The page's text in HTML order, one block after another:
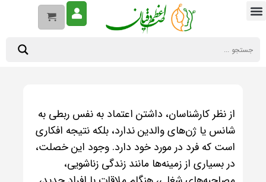
از نظر کارشناسان، داشتن اعتماد به نفس ربطی به
شانس یا ژن‌های والدین ندارد، بلکه نتیجه افکاری
است که فرد در مورد خود دارد. وجود این خصلت،
در بسیاری از زمینه‌ها مانند زندگی زناشویی،